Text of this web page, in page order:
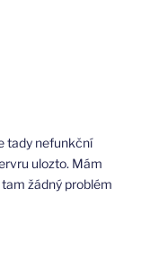
tady nefunkční
ulozto. Mám
tam žádný problém